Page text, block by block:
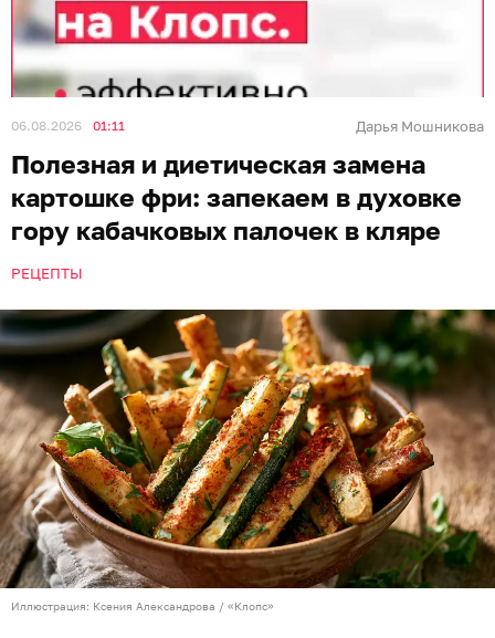
06.08.2026 01:11 Дарья Мошникова
Полезная и диетическая замена
картошке фри: запекаем в духовке
гору кабачковых палочек в кляре
РЕЦЕПТЫ
Иллюстрация: Ксения Александрова / «Клопс»